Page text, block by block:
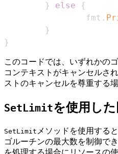
}
else
{
                fmt
.
}
}
このコードでは、いずれかの
コンテキストがキャンセルさ
ストのキャンセルを尊重する
SetLimitを使用し
SetLimit メソッドを使用する
ゴルーチンの最大数を制御で
を処理する場合にリソースの